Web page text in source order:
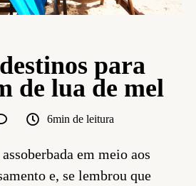
para
de lua de mel
6min de leitura
em meio aos
e, se lembrou que